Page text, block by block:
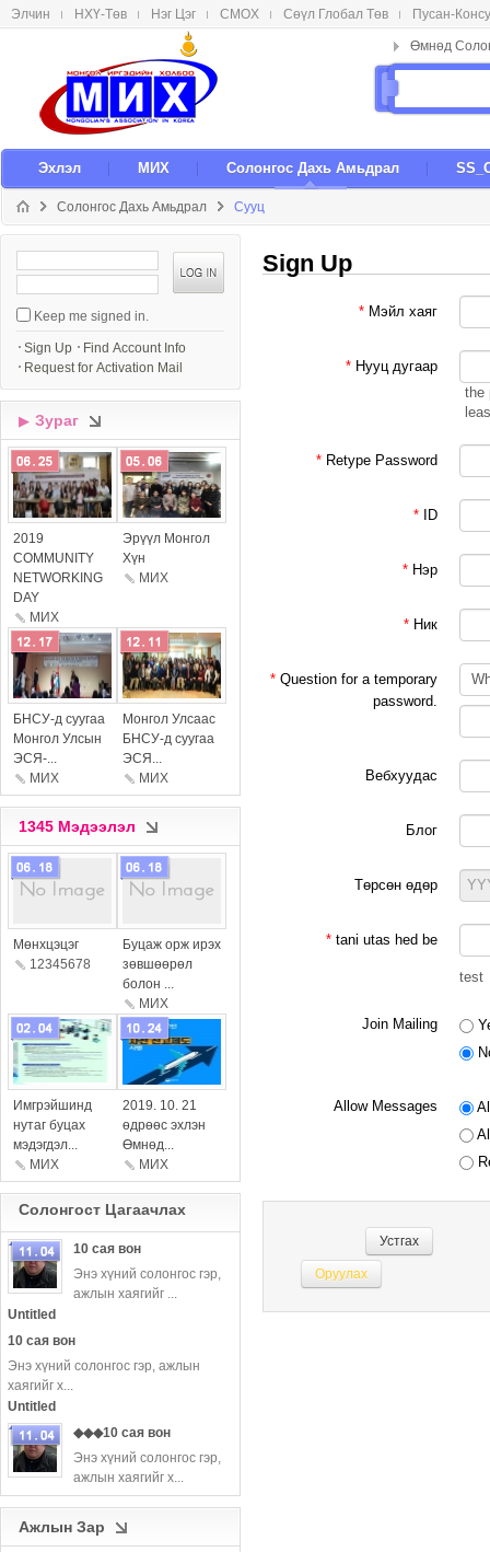
메뉴 건너뛰기
Элчин НХҮ-Төв Нэг Цэг СМОX Сөүл Глобал Төв Пусан-
Эxлэл МИX Солонгос Даxь Амьдрал
Солонгос Даxь Амьдрал Сууц
i
n
n
Keep me signed in.
Sign Up
Find Account Info
Request for Activation Mail
▶ Зураг
more
2019
COMMUNITY
NETWORKING
DAY
МИX
more
Эрүүл Монгол
Хүн
МИX
more
БНСУ-д суугаа
Монгол Улсын
ЭСЯ-...
МИX
more
Монгол Улсаас
БНСУ-д суугаа
ЭСЯ...
МИX
1345 Мэдээлэл
more
Мөнхцэцэг
12345678
more
Буцаж орж ирэх
зөвшөөрөл
болон ...
МИX
more
Имгрэйшинд
нутаг буцах
мэдэгдэл...
МИХ
more
2019. 10. 21
өдрөөс эхлэн
Өмнөд...
МИX
Солонгост Цагаачлаx
more
10 сая вон
Энэ хүний ​​солонгос гэр,
ажлын хаягийг ...
Untitled
10 сая вон
Энэ хүний ​​солонгос гэр, ажлын
хаягийг х...
Untitled
more
◆◆◆10 сая вон
Энэ хүний ​​солонгос гэр,
ажлын хаягийг х...
Ажлын Зар
Sign Up
* Мэйл хаяг
* Нууц дугаар
the
* Retype Password
* ID
* Нэр
* Ник
* Question for a temporary
password.
Вебхуудас
Блог
Төрсөн өдөр
* tani utas hed be
test
Join Mailing
Allow Messages
Устгах